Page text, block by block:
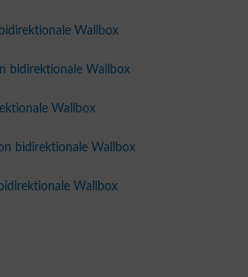
Wallbox
bidirektionale Wallbox
Wallbox
bidirektionale Wallbox
Wallbox